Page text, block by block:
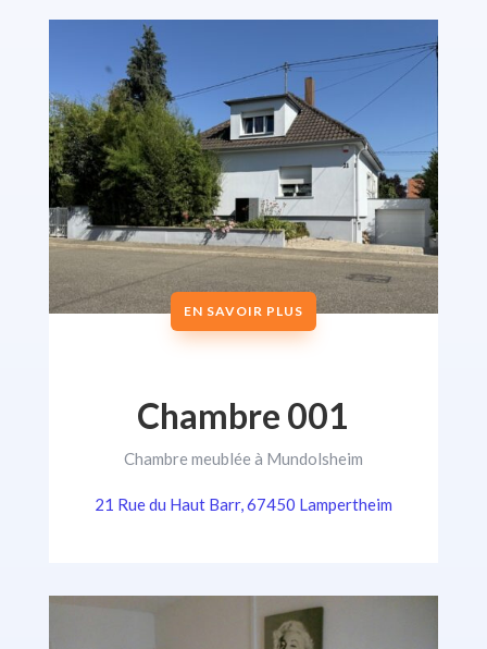
EN SAVOIR PLUS
Chambre 001
Chambre meublée à Mundolsheim
21 Rue du Haut Barr, 67450 Lampertheim